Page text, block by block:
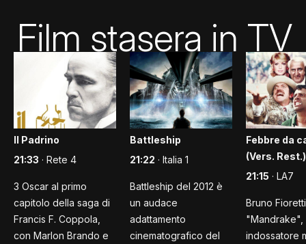
Film stasera in TV
Il Padrino
21:33 · Rete 4
3 Oscar al primo
capitolo della saga di
Francis F. Coppola,
con Marlon Brando e
Battleship
21:22 · Italia 1
Battleship del 2012 è
un audace
adattamento
cinematografico del
Febbre da
(Vers. Rest.)
21:15 · LA7
Bruno
"Mandrake",
indossatore